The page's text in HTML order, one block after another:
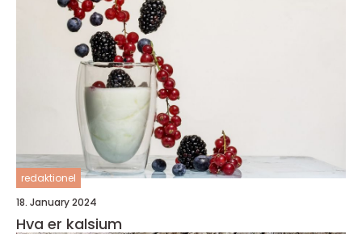
redaktionel
18. January 2024
Hva er kalsium